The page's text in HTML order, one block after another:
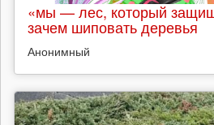
«мы — лес, который
зачем шиповать деревья
Анонимный